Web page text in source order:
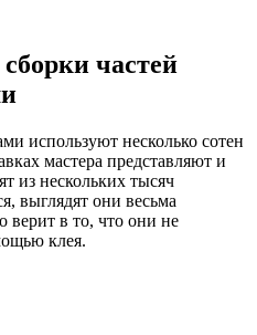
частей
используют несколько сотен
мастера представляют и
из нескольких тысяч
выглядят они весьма
верит в то, что они не
клея.